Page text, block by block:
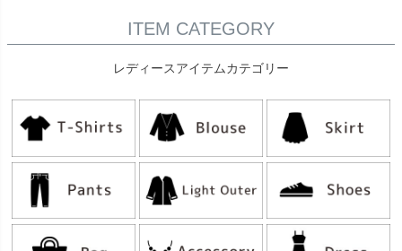
ITEM CATEGORY
レディースアイテムカテゴリー